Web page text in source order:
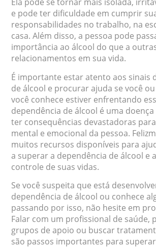
e pode ter dificuldade em cumprir
responsabilidades no trabalho, na
casa. Além disso, a pessoa pode
importância ao álcool do que a
relacionamentos em sua vida.
É importante estar atento aos sinais
de álcool e procurar ajuda se você
você conhece estiver enfrentando
dependência de álcool é uma
ter consequências devastadoras
mental e emocional da pessoa.
muitos recursos disponíveis para
a superar a dependência de álcool e
controle de suas vidas.
Se você suspeita que está
dependência de álcool ou conhece
passando por isso, não hesite em
Falar com um profissional de saúde,
grupos de apoio ou buscar
são passos importantes para